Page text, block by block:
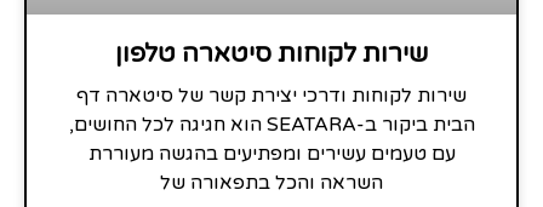
שירות לקוחות סיטארה טלפון
שירות לקוחות ודרכי יצירת קשר של סיטארה דף
הבית ביקור ב-SEATARA הוא חגיגה לכל החושים,
עם טעמים עשירים ומפתיעים בהגשה מעוררת
השראה והכל בתפאורה של